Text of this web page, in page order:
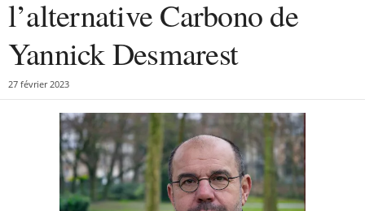
l’alternative Carbono de
Yannick Desmarest
27 février 2023